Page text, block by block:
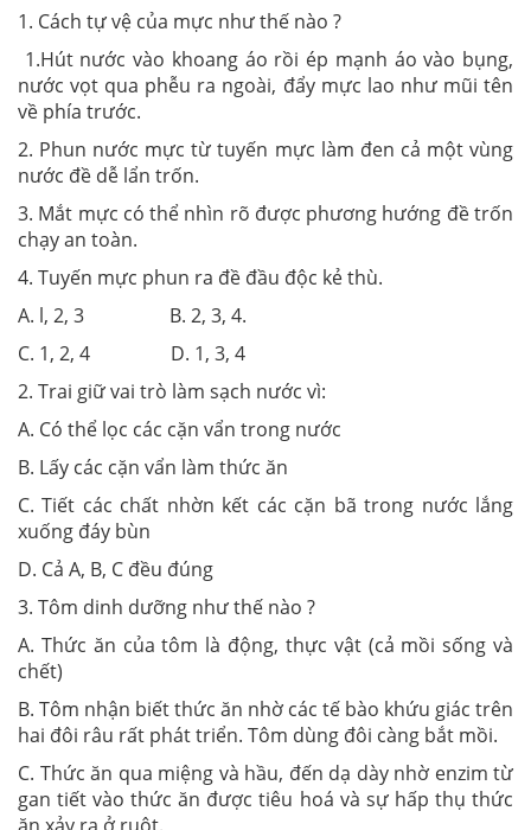
1. Cách tự vệ của mực như thế nào ?
1.Hút nước vào khoang áo rồi ép mạnh áo vào bụng,
nước vọt qua phễu ra ngoài, đẩy mực lao như mũi tên
về phía trước.
2. Phun nước mực từ tuyến mực làm đen cả một vùng
nước đề dễ lẩn trốn.
3. Mắt mực có thể nhìn rõ được phương hướng đề trốn
chạy an toàn.
4. Tuyến mực phun ra đề đầu độc kẻ thù.
A. l, 2, 3 B. 2, 3, 4.
C. 1, 2, 4 D. 1, 3, 4
2. Trai giữ vai trò làm sạch nước vì:
A. Có thể lọc các cặn vẩn trong nước
B. Lấy các cặn vẩn làm thức ăn
C. Tiết các chất nhờn kết các cặn bã trong nước lắng
xuống đáy bùn
D. Cả A, B, C đều đúng
3. Tôm dinh dưỡng như thế nào ?
A. Thức ăn của tôm là động, thực vật (cả mồi sống và
chết)
B. Tôm nhận biết thức ăn nhờ các tế bào khứu giác trên
hai đôi râu rất phát triển. Tôm dùng đôi càng bắt mồi.
C. Thức ăn qua miệng và hầu, đến dạ dày nhờ enzim từ
gan tiết vào thức ăn được tiêu hoá và sự hấp thụ thức